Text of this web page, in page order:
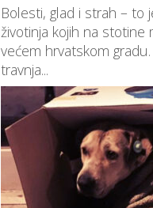
Bolesti, glad i strah – to
životinja kojih na stotine
većem hrvatskom
travnja...